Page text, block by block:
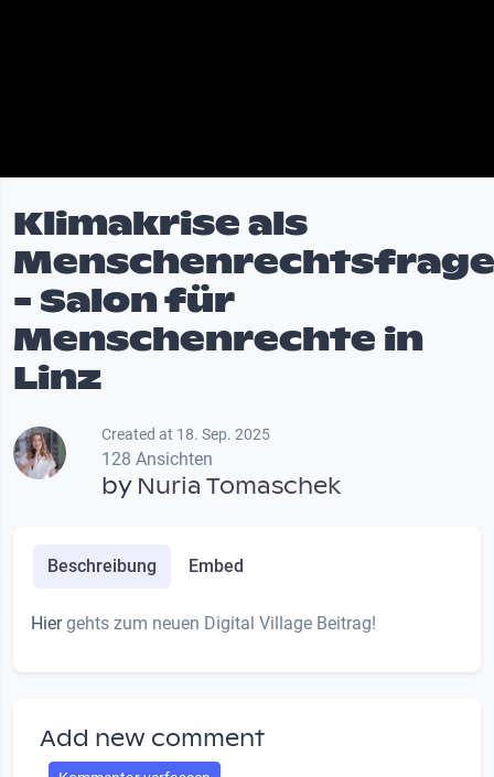
Klimakrise als
Menschenrechtsfrage
- Salon für
Menschenrechte in
Linz
Created at 18. Sep. 2025
128 Ansichten
by Nuria Tomaschek
Beschreibung Embed
Hiergehts zum neuen Digital Village Beitrag!
Add new comment